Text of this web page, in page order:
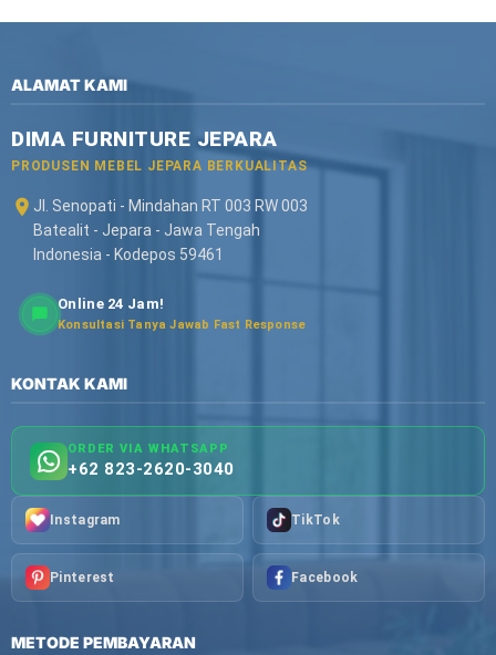
ALAMAT KAMI
DIMA FURNITURE JEPARA
PRODUSEN MEBEL JEPARA BERKUALITAS
Jl. Senopati - Mindahan RT 003 RW 003
Batealit - Jepara - Jawa Tengah
Indonesia - Kodepos 59461
Online 24 Jam!
Konsultasi Tanya Jawab Fast Response
KONTAK KAMI
ORDER VIA WHATSAPP
+62 823-2620-3040
Instagram TikTok
Pinterest Facebook
METODE PEMBAYARAN